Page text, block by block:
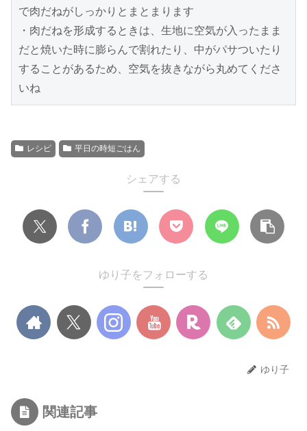
で肉だねがしっかりとまとまります
・肉だねを形成するときは、生地に空気が入ったまま
だと焼いた時に膨らんで割れたり、中がパサついたり
することがあるため、空気を抜きながら丸めてくださ
いね
レシピ 平日の時短ごはん
シェアする
ゆり子をフォローする
ゆり子
関連記事